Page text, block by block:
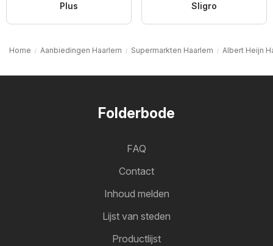
Plus Sligro
Home Aanbiedingen Haarlem Supermarkten Haarlem Albert Heijn
Folderbode
FAQ
Contact
Inhoud melden
Lijst van steden
Productlijst